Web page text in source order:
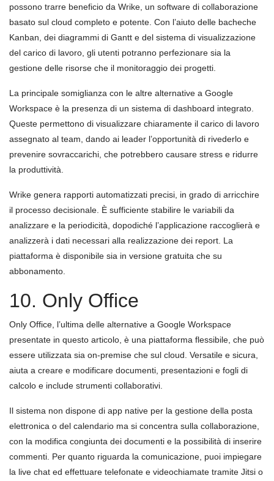
possono trarre beneficio da Wrike, un software di collaborazione
basato sul cloud completo e potente. Con l’aiuto delle bacheche
Kanban, dei diagrammi di Gantt e del sistema di visualizzazione
del carico di lavoro, gli utenti potranno perfezionare sia la
gestione delle risorse che il monitoraggio dei progetti.
La principale somiglianza con le altre alternative a Google
Workspace è la presenza di un sistema di dashboard integrato.
Queste permettono di visualizzare chiaramente il carico di lavoro
assegnato al team, dando ai leader l’opportunità di rivederlo e
prevenire sovraccarichi, che potrebbero causare stress e ridurre
la produttività.
Wrike genera rapporti automatizzati precisi, in grado di arricchire
il processo decisionale. È sufficiente stabilire le variabili da
analizzare e la periodicità, dopodiché l’applicazione raccoglierà e
analizzerà i dati necessari alla realizzazione dei report. La
piattaforma è disponibile sia in versione gratuita che su
abbonamento.
10. Only Office
Only Office, l’ultima delle alternative a Google Workspace
presentate in questo articolo, è una piattaforma flessibile, che può
essere utilizzata sia on-premise che sul cloud. Versatile e sicura,
aiuta a creare e modificare documenti, presentazioni e fogli di
calcolo e include strumenti collaborativi.
Il sistema non dispone di app native per la gestione della posta
elettronica o del calendario ma si concentra sulla collaborazione,
con la modifica congiunta dei documenti e la possibilità di inserire
commenti. Per quanto riguarda la comunicazione, puoi impiegare
la live chat ed effettuare telefonate e videochiamate tramite Jitsi o